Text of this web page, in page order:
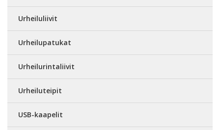
Urheiluliivit
Urheilupatukat
Urheilurintaliivit
Urheiluteipit
USB-kaapelit